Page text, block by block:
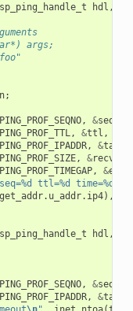
hdl ,
args;
;
, &seqno
, &ttl ,
, &
, &
, &
ttl=%d time=%d ms
. u_addr. ip4),
hdl ,
, &seqno
, &